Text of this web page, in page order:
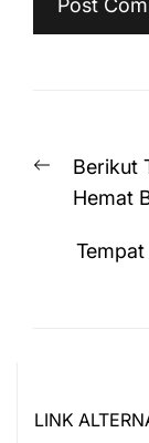
Previous
post:
Berikut
Hemat
LINK